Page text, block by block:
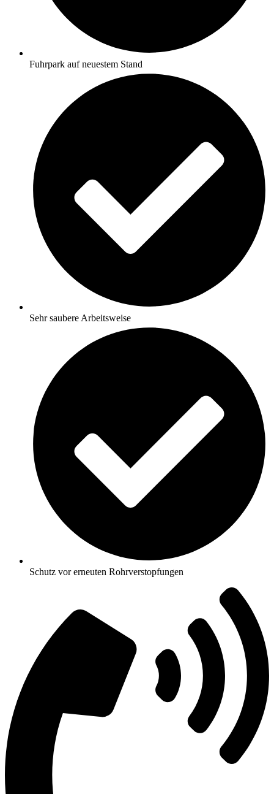
Fuhrpark auf neuestem Stand
Sehr saubere Arbeitsweise
Schutz vor erneuten Rohrverstopfungen